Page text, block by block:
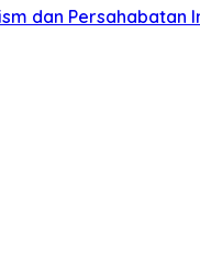
dan Persahabatan